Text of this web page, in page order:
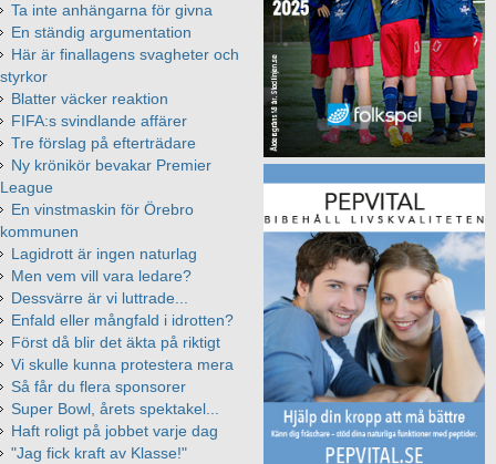
Ta inte anhängarna för givna
En ständig argumentation
Här är finallagens svagheter och
styrkor
Blatter väcker reaktion
FIFA:s svindlande affärer
Tre förslag på efterträdare
Ny krönikör bevakar Premier
League
En vinstmaskin för Örebro
kommunen
Lagidrott är ingen naturlag
Men vem vill vara ledare?
Dessvärre är vi luttrade...
Enfald eller mångfald i idrotten?
Först då blir det äkta på riktigt
Vi skulle kunna protestera mera
Så får du flera sponsorer
Super Bowl, årets spektakel...
Haft roligt på jobbet varje dag
"Jag fick kraft av Klasse!"